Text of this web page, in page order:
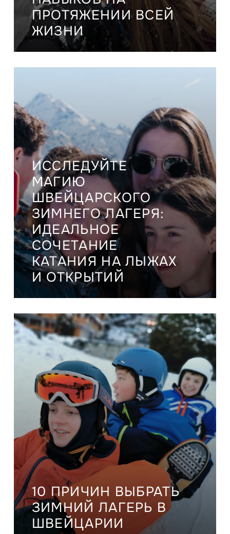
ПРОТЯЖЕНИИ ВСЕЙ
ЖИЗНИ
ИССЛЕДУЙТЕ
МАГИЮ
ШВЕЙЦАРСКОГО
ЗИМНЕГО ЛАГЕРЯ:
ИДЕАЛЬНОЕ
СОЧЕТАНИЕ
КАТАНИЯ НА ЛЫЖАХ
И ОТКРЫТИЙ
10 ПРИЧИН ВЫБРАТЬ
ЗИМНИЙ ЛАГЕРЬ В
ШВЕЙЦАРИИ